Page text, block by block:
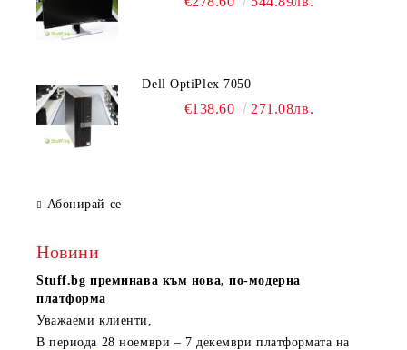
Dell OptiPlex 7050
€138.60 271.08лв.
Абонирай се
Новини
Stuff.bg преминава към нова, по-модерна
платформа
Уважаеми клиенти,
В периода 28 ноември – 7 декември платформата на